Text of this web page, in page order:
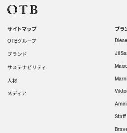
サイトマップ
OTBグループ
ブランド
サステナビリティ
人材
メディア
ブラ
Diesel
Jil
Marni
Amiri
Staff